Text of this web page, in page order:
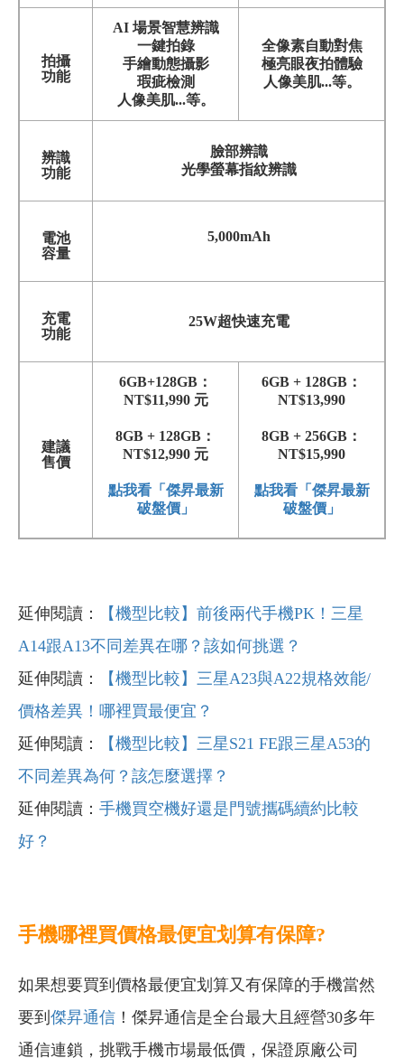
拍攝
功能
AI 場景智慧辨識
一鍵拍錄
手繪動態攝影
瑕疵檢測
人像美肌...等。
全像素自動對焦
極亮眼夜拍體驗
人像美肌...等。
辨識
功能
臉部辨識
光學螢幕指紋辨識
電池
容量
5,000mAh
充電
功能
25W超快速充電
建議
售價
6GB+128GB：
NT$11,990 元
8GB + 128GB：
NT$12,990 元
點我看「傑昇最新
破盤價」
6GB + 128GB：
NT$13,990
8GB + 256GB：
NT$15,990
點我看「傑昇最新
破盤價」
延伸閱讀：
【機型比較】前後兩代手機PK！三星
A14跟A13不同差異在哪？該如何挑選？
延伸閱讀：
【機型比較】三星A23與A22規格效能/
價格差異！哪裡買最便宜？
延伸閱讀：
【機型比較】三星S21 FE跟三星A53的
不同差異為何？該怎麼選擇？
延伸閱讀： 手機買空機好還是門號攜碼續約比較
好？
手機哪裡買價格最便宜划算有保障?
如果想要買到價格最便宜划算又有保障的手機當然
要到 傑昇通信 ！傑昇通信是全台最大且經營30多年
通信連鎖，挑戰手機市場最低價，保證原廠公司